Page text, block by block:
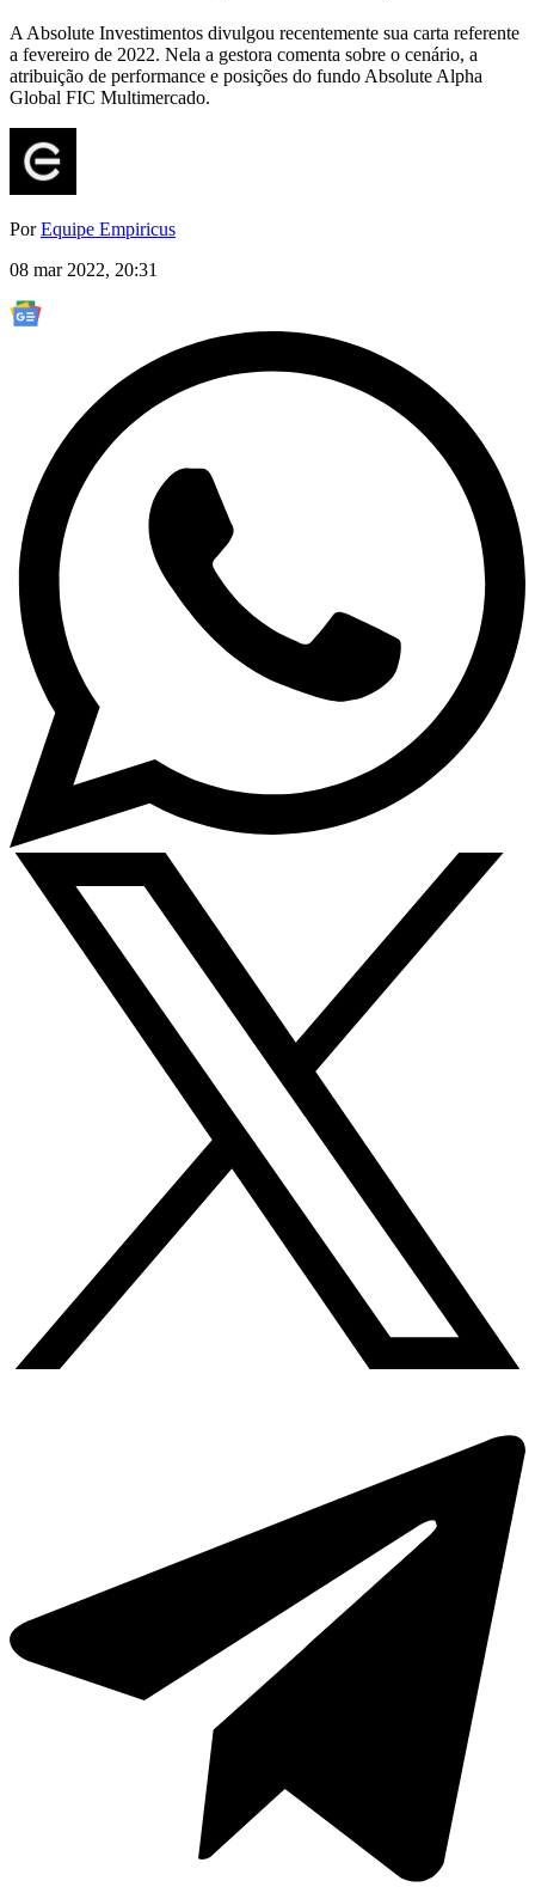
A Absolute Investimentos divulgou recentemente sua carta referente
a fevereiro de 2022. Nela a gestora comenta sobre o cenário, a
atribuição de performance e posições do fundo Absolute Alpha
Global FIC Multimercado.
PorEquipe Empiricus
08 mar 2022, 20:31